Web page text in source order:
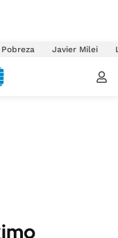
Pobreza Javier Milei